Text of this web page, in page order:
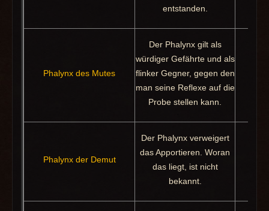
entstanden.
Phalynx des Mutes
Der Phalynx gilt als
würdiger Gefährte und als
flinker Gegner, gegen den
man seine Reflexe auf die
Probe stellen kann.
Phalynx der Demut
Der Phalynx verweigert
das Apportieren. Woran
das liegt, ist nicht
bekannt.